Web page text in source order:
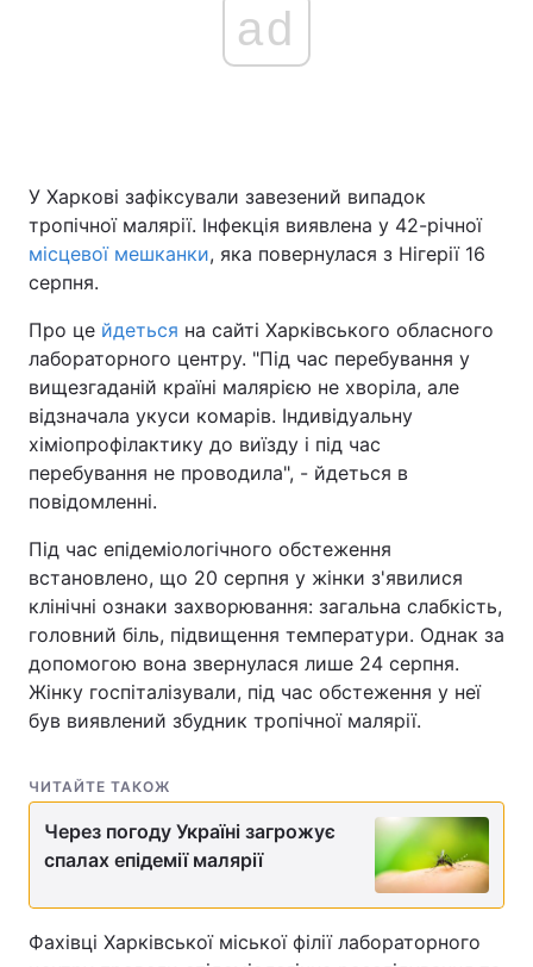
Економіка Світ
Наука
Техно і зв'язок Лайт
Зброя Інциденти
Здоров'я Туризм
Цікавинки Погода
Лонгріди
Відео з Youtube Статті
Інтерв'ю Думки
Послуги
ad
У Харкові зафіксували завезений випадок
тропічної малярії. Інфекція виявлена у 42-річної
місцевої мешканки, яка повернулася з Нігерії 16
серпня.
Про це йдеться на сайті Харківського обласного
лабораторного центру. "Під час перебування у
вищезгаданій країні малярією не хворіла, але
відзначала укуси комарів. Індивідуальну
хіміопрофілактику до виїзду і під час
перебування не проводила", - йдеться в
повідомленні.
Під час епідеміологічного обстеження
встановлено, що 20 серпня у жінки з'явилися
клінічні ознаки захворювання: загальна слабкість,
головний біль, підвищення температури. Однак за
допомогою вона звернулася лише 24 серпня.
Жінку госпіталізували, під час обстеження у неї
був виявлений збудник тропічної малярії.
ЧИТАЙТЕ ТАКОЖ
Через погоду Україні загрожує
спалах епідемії малярії
Фахівці Харківської міської філії лабораторного